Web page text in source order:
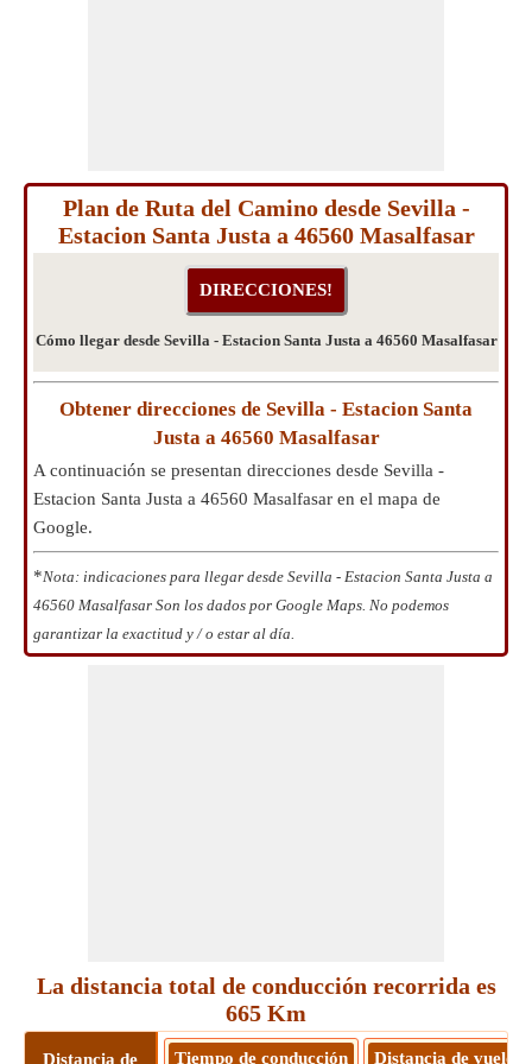
Plan de Ruta del Camino desde Sevilla -
Estacion Santa Justa a 46560 Masalfasar
Cómo llegar desde Sevilla - Estacion Santa Justa a 46560 Masalfasar
Obtener direcciones de Sevilla - Estacion Santa
Justa a 46560 Masalfasar
A continuación se presentan direcciones desde Sevilla -
Estacion Santa Justa a 46560 Masalfasar en el mapa de
Google.
*Nota: indicaciones para llegar desde Sevilla - Estacion Santa Justa a
46560 Masalfasar Son los dados por Google Maps. No podemos
garantizar la exactitud y / o estar al día.
La distancia total de conducción recorrida es
665 Km
Distancia de Tiempo de conducción Distancia de vuelo